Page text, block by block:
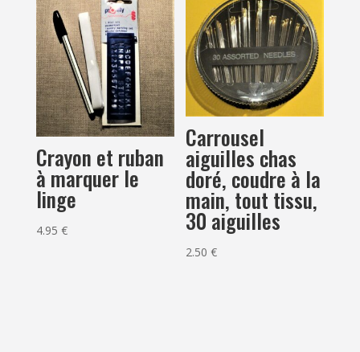
Crayon et ruban
à marquer le
linge
4.95 €
Carrousel
aiguilles chas
doré, coudre à la
main, tout tissu,
30 aiguilles
2.50€